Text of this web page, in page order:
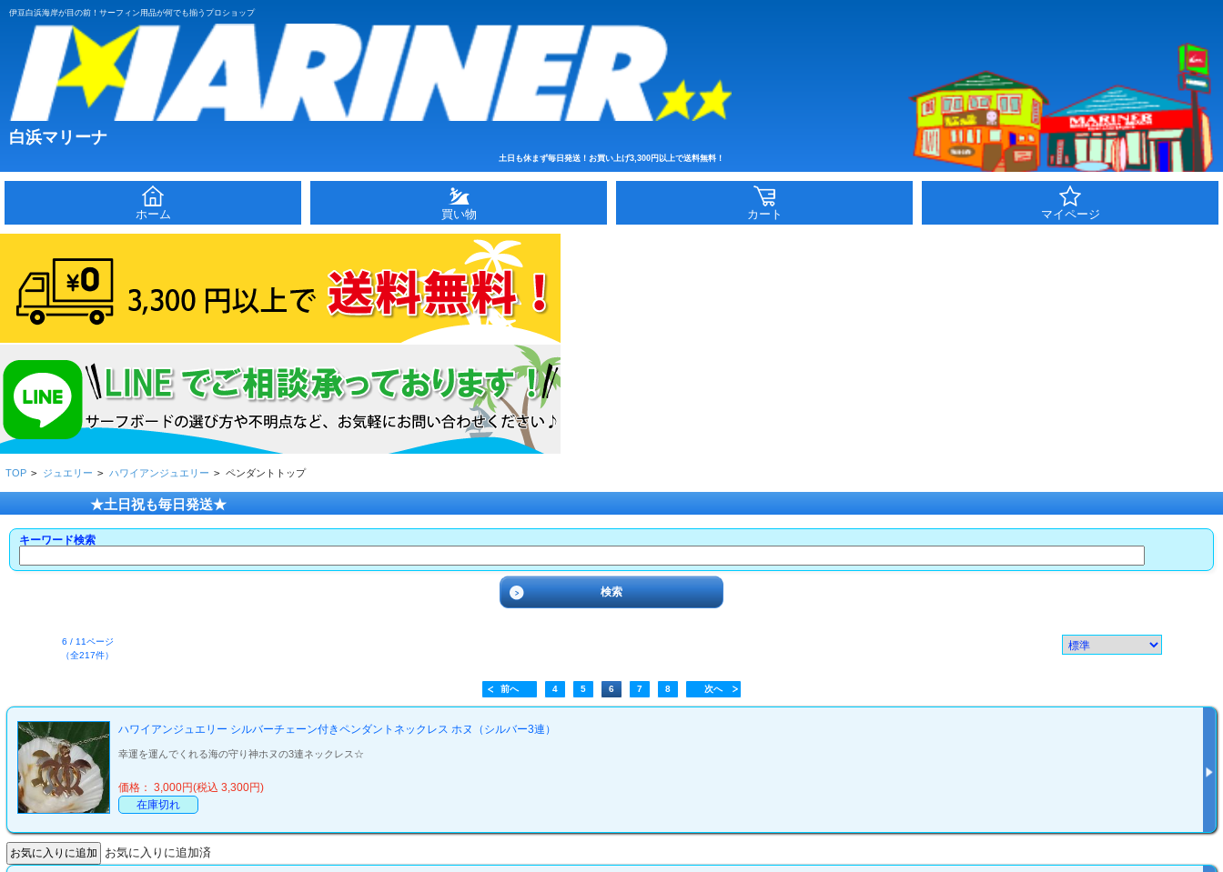
伊豆白浜海岸が目の前！サーフィン用品が何でも揃うプロショップ
白浜マリーナ
土日も休まず毎日発送！お買い上げ3,300円以上で送料無料！
ホーム 買い物 カート マイページ
TOP > ジュエリー > ハワイアンジュエリー > ペンダントトップ
★土日祝も毎日発送★
キーワード検索
6 / 11ページ
（全217件）
前へ 4 5 6 7 8 次へ
ハワイアンジュエリー シルバーチェーン付きペンダントネックレス ホヌ（シルバー3連）
幸運を運んでくれる海の守り神ホヌの3連ネックレス☆
価格： 3,000円(税込 3,300円)
在庫切れ
お気に入りに追加済